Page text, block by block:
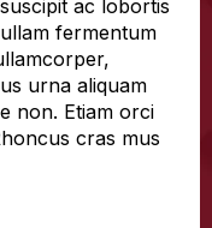
ac lobortis
fermentum
urna aliquam
non. Etiam orci
cras mus